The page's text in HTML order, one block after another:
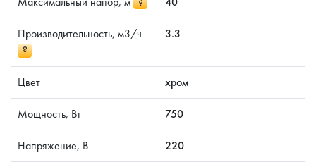
Производительность, м3/ч
?
3.3
Цвет хром
Мощность, Вт 750
Напряжение, В 220